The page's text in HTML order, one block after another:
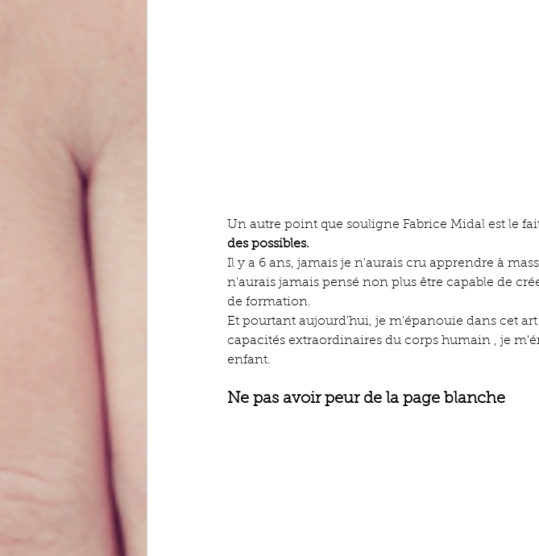
Un autre point que souligne Fabrice Midal est le
des possibles.
Il y a 6 ans, jamais je n'aurais cru apprendre à
n'aurais jamais pensé non plus être capable de
de formation.
Et pourtant aujourd'hui, je m'épanouie dans cet
capacités extraordinaires du corps humain , je
enfant.
Ne pas avoir peur de la page blanche